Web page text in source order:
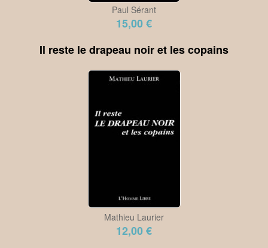
Paul Sérant
15,00 €
Il reste le drapeau noir et les copains
Mathieu Laurier
12,00 €